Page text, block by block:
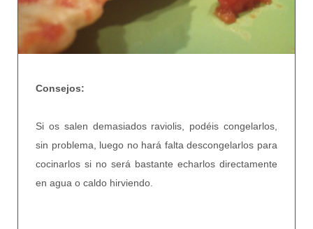
Consejos:
Si os salen demasiados raviolis, podéis congelarlos,
sin problema, luego no hará falta descongelarlos para
cocinarlos si no será bastante echarlos directamente
en agua o caldo hirviendo.